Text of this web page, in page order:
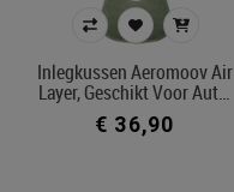
Inlegkussen Aeromoov Air
Layer, Geschikt Voor Aut…
€ 36,90